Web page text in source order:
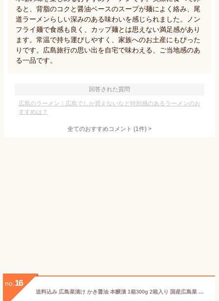
ると、背脂のコクと醤油ベースのスープが麺によく絡み、尾
道ラーメンらしい深みのある味わいを感じられました。ノン
フライ麺で食感も良く、カップ麺とは思えない満足感があり
ます。常温で持ち運びしやすく、家族へのお土産にもぴった
りです。広島旅行の思い出を自宅で味わえる、ご当地感のあ
る一品です。
回答された質問
広島のラーメン｜広島でしか買えないなど特別感のあるラーメンのお
すすめは？
全てのおすすめコメント (1件) >
no. 16
送料込み 広島菜漬け かき醤油 本醸漬 1箱300g 2箱入り 国産広島菜 漬物 手土産 ご当地 山豊漬物 お土産